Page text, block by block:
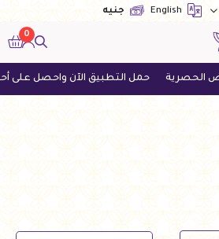
English جنيه
0
التطبيق الآن واحصل على أحدث العروض